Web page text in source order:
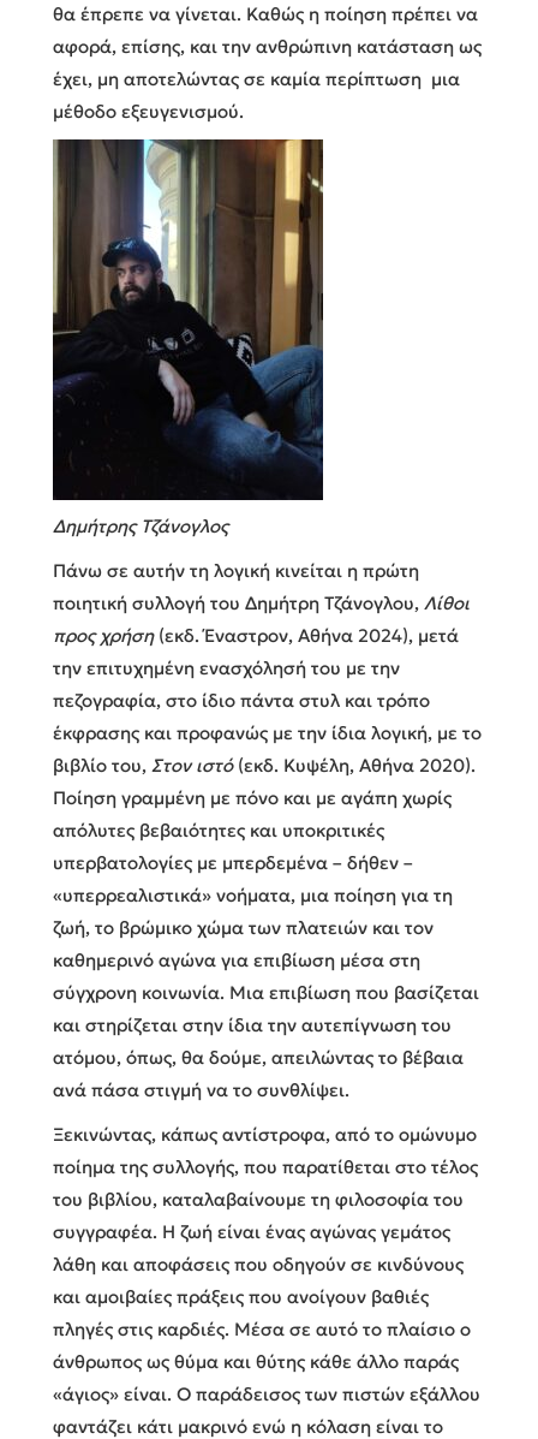
θα έπρεπε να γίνεται. Καθώς η ποίηση πρέπει να
αφορά, επίσης, και την ανθρώπινη κατάσταση ως
έχει, μη αποτελώντας σε καμία περίπτωση μια
μέθοδο εξευγενισμού.
Δημήτρης Τζάνογλος
Πάνω σε αυτήν τη λογική κινείται η πρώτη
ποιητική συλλογή του Δημήτρη Τζάνογλου, Λίθοι
προς χρήση (εκδ. Έναστρον, Αθήνα 2024), μετά
την επιτυχημένη ενασχόλησή του με την
πεζογραφία, στο ίδιο πάντα στυλ και τρόπο
έκφρασης και προφανώς με την ίδια λογική, με το
βιβλίο του, Στον ιστό(εκδ. Κυψέλη, Αθήνα 2020).
Ποίηση γραμμένη με πόνο και με αγάπη χωρίς
απόλυτες βεβαιότητες και υποκριτικές
υπερβατολογίες με μπερδεμένα – δήθεν –
«υπερρεαλιστικά» νοήματα, μια ποίηση για τη
ζωή, το βρώμικο χώμα των πλατειών και τον
καθημερινό αγώνα για επιβίωση μέσα στη
σύγχρονη κοινωνία. Μια επιβίωση που βασίζεται
και στηρίζεται στην ίδια την αυτεπίγνωση του
ατόμου, όπως, θα δούμε, απειλώντας το βέβαια
ανά πάσα στιγμή να το συνθλίψει.
Ξεκινώντας, κάπως αντίστροφα, από το ομώνυμο
ποίημα της συλλογής, που παρατίθεται στο τέλος
του βιβλίου, καταλαβαίνουμε τη φιλοσοφία του
συγγραφέα. Η ζωή είναι ένας αγώνας γεμάτος
λάθη και αποφάσεις που οδηγούν σε κινδύνους
και αμοιβαίες πράξεις που ανοίγουν βαθιές
πληγές στις καρδιές. Μέσα σε αυτό το πλαίσιο ο
άνθρωπος ως θύμα και θύτης κάθε άλλο παράς
«άγιος» είναι. Ο παράδεισος των πιστών εξάλλου
φαντάζει κάτι μακρινό ενώ η κόλαση είναι το